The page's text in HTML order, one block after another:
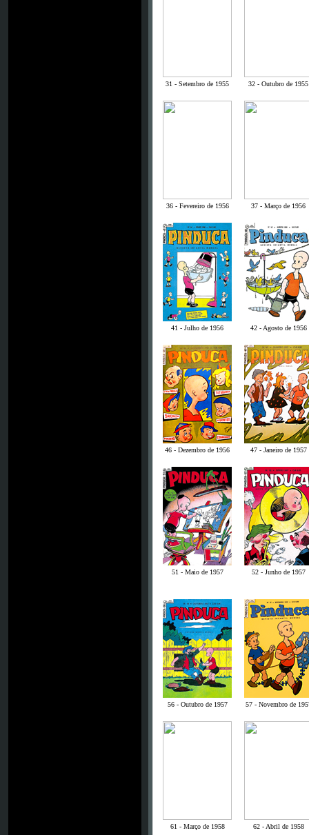
31 - Setembro de 1955 32 - Outubro de 1955
36 - Fevereiro de 1956 37 - Março de 1956
41 - Julho de 1956 42 - Agosto de 1956
46 - Dezembro de 1956 47 - Janeiro de 1957
51 - Maio de 1957 52 - Junho de 1957
56 - Outubro de 1957 57 - Novembro de
61 - Março de 1958 62 - Abril de 1958